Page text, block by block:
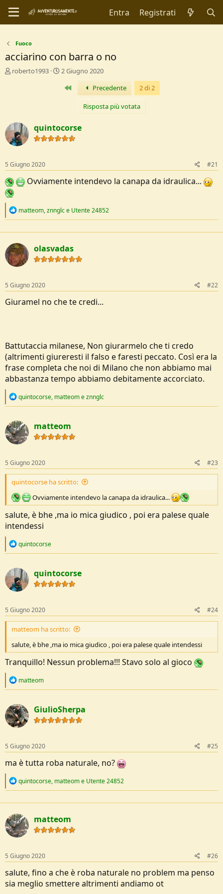
Entra Registrati
Fuoco
acciarino con barra o no
C
r
e
D
s
c
u
s
s
i
o
n
e
roberto1993
D
I
n
o
2 Giugno 2020
Primo Precedente 2 di 2
Risposta più votata
quintocorse
5 Giugno 2020 #21
Ovviamente intendevo la canapa da idraulica...
R
c
t
i
o
n
matteom,znnglce Utente 24852
olasvadas
5 Giugno 2020 #22
Giuramel no che te credi...
Battutaccia milanese, Non giurarmelo che ti credo
(altrimenti giureresti il falso e faresti peccato. Così era la
frase completa che noi di Milano che non abbiamo mai
abbastanza tempo abbiamo debitamente accorciato.
R
c
t
i
o
s
:
quintocorse, matteomeznnglc
matteom
5 Giugno 2020 #23
quintocorse ha scritto:
Ovviamente intendevo la canapa da idraulica...
salute, è bhe ,ma io mica giudico , poi era palese quale
intendessi
R
c
t
i
o
s
:
quintocorse
quintocorse
5 Giugno 2020 #24
matteom ha scritto:
salute, è bhe ,ma io mica giudico , poi era palese quale intendessi
Tranquillo! Nessun problema!!! Stavo solo al gioco
R
c
t
i
o
s
:
matteom
GiulioSherpa
5 Giugno 2020 #25
ma è tutta roba naturale, no?
R
c
t
i
o
n
quintocorse, matteome Utente 24852
matteom
5 Giugno 2020 #26
salute, fino a che è roba naturale no problem ma penso
sia meglio smettere altrimenti andiamo ot